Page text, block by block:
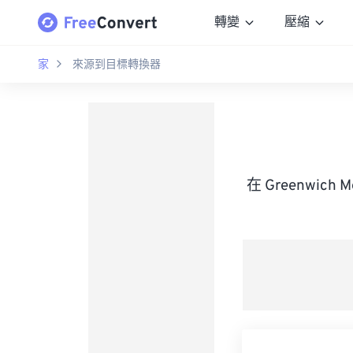
轉變 壓縮
家 來源到目標轉換器
在 Greenwich